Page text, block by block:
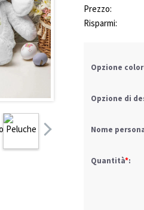
Prezzo:
Risparmi:
Opzione
Opzione di
Nome
Quantità*: